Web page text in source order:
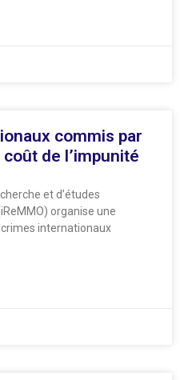
commis par
de l’impunité
et d’études
organise une
internationaux